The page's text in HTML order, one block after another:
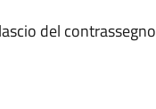
del contrassegno